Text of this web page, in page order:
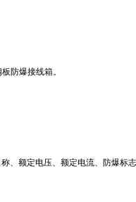
防爆接线箱。
、额定电压、额定电流、防爆标